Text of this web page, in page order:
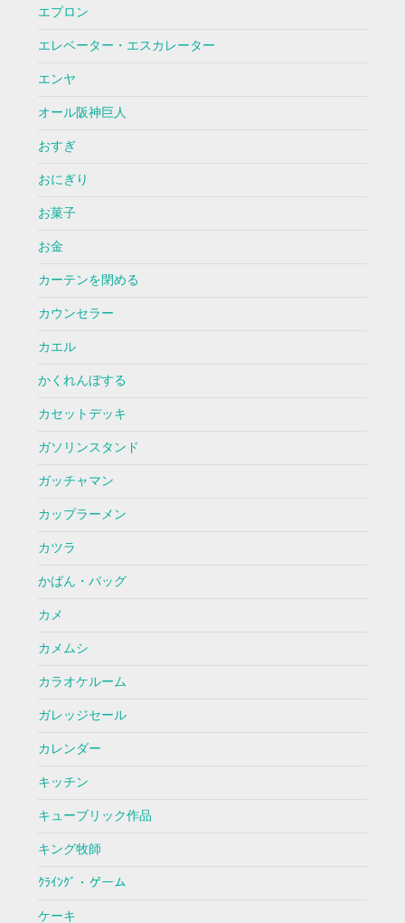
エプロン
エレベーター・エスカレーター
エンヤ
オール阪神巨人
おすぎ
おにぎり
お菓子
お金
カーテンを閉める
カウンセラー
カエル
かくれんぼする
カセットデッキ
ガソリンスタンド
ガッチャマン
カップラーメン
カツラ
かばん・バッグ
カメ
カメムシ
カラオケルーム
ガレッジセール
カレンダー
キッチン
キューブリック作品
キング牧師
ｸﾗｲﾝｸﾞ・ゲーム
ケーキ